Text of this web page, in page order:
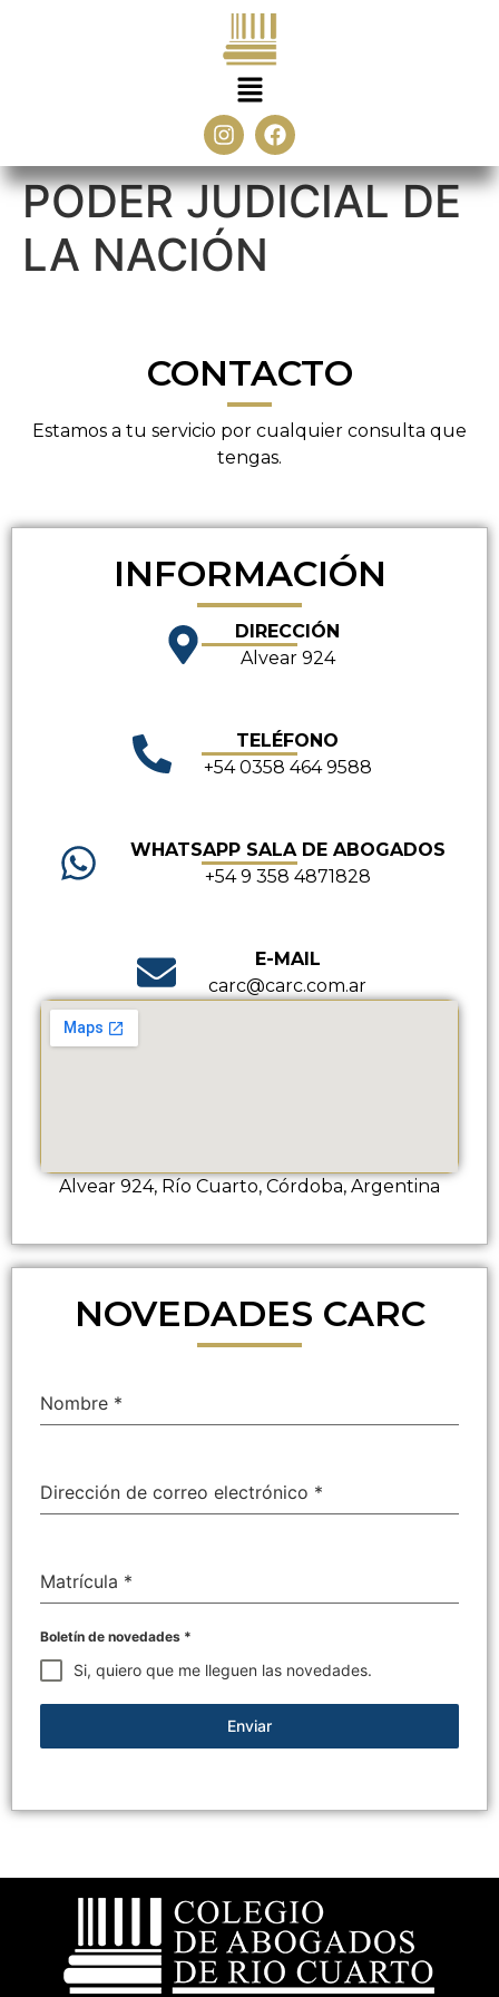
PODER JUDICIAL DE
LA NACIÓN
CONTACTO
Estamos a tu servicio por cualquier consulta que
tengas.
INFORMACIÓN
DIRECCIÓN
Alvear 924
TELÉFONO
+54 0358 464 9588
WHATSAPP SALA DE ABOGADOS
+54 9 358 4871828
E-MAIL
carc@carc.com.ar
Alvear 924, Río Cuarto, Córdoba, Argentina
NOVEDADES CARC
Nombre *
Dirección de correo electrónico *
Matrícula *
Boletín de novedades *
Si, quiero que me lleguen las novedades.
Enviar